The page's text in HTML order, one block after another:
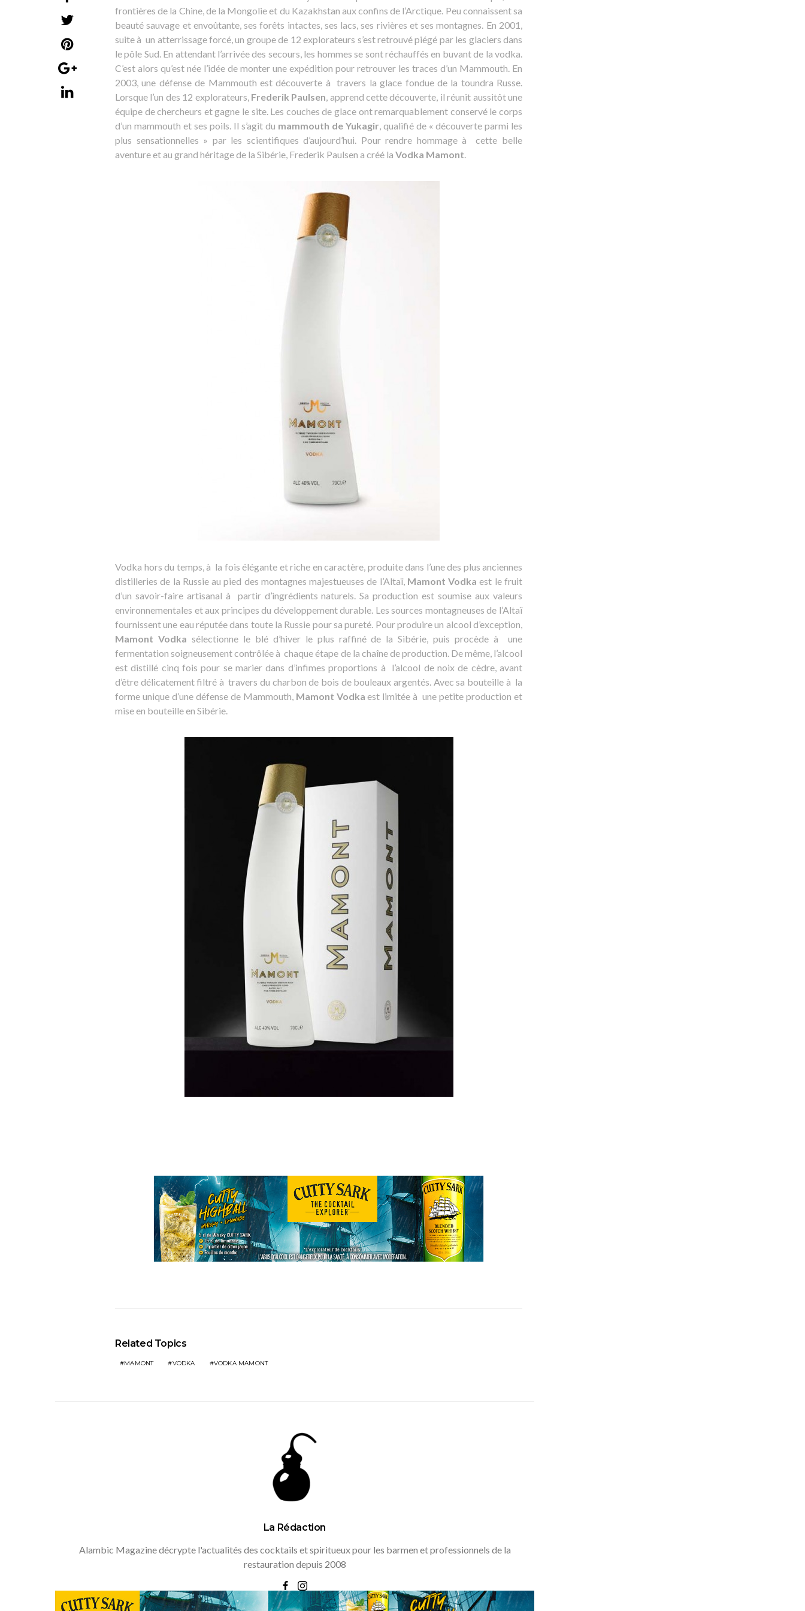
frontières de la Chine, de la Mongolie et du Kazakhstan aux confins de l’Arctique. Peu connaissent sa
beauté sauvage et envoûtante, ses forêts intactes, ses lacs, ses rivières et ses montagnes. En 2001,
suite à un atterrissage forcé, un groupe de 12 explorateurs s’est retrouvé piégé par les glaciers dans
le pôle Sud. En attendant l’arrivée des secours, les hommes se sont réchauffés en buvant de la vodka.
C’est alors qu’est née l’idée de monter une expédition pour retrouver les traces d’un Mammouth. En
2003, une défense de Mammouth est découverte à travers la glace fondue de la toundra Russe.
Lorsque l’un des 12 explorateurs, Frederik Paulsen, apprend cette découverte, il réunit aussitôt une
équipe de chercheurs et gagne le site. Les couches de glace ont remarquablement conservé le corps
d’un mammouth et ses poils. Il s’agit du mammouth de Yukagir, qualifié de « découverte parmi les
plus sensationnelles » par les scientifiques d’aujourd’hui. Pour rendre hommage à cette belle
aventure et au grand héritage de la Sibérie, Frederik Paulsen a créé la Vodka Mamont.
Vodka hors du temps, à la fois élégante et riche en caractère, produite dans l’une des plus anciennes
distilleries de la Russie au pied des montagnes majestueuses de l’Altaï, Mamont Vodka est le fruit
d’un savoir-faire artisanal à partir d’ingrédients naturels. Sa production est soumise aux valeurs
environnementales et aux principes du développement durable. Les sources montagneuses de l’Altaï
fournissent une eau réputée dans toute la Russie pour sa pureté. Pour produire un alcool d’exception,
Mamont Vodka sélectionne le blé d’hiver le plus raffiné de la Sibérie, puis procède à une
fermentation soigneusement contrôlée à chaque étape de la chaîne de production. De même, l’alcool
est distillé cinq fois pour se marier dans d’infimes proportions à l’alcool de noix de cèdre, avant
d’être délicatement filtré à travers du charbon de bois de bouleaux argentés. Avec sa bouteille à la
forme unique d’une défense de Mammouth, Mamont Vodka est limitée à une petite production et
mise en bouteille en Sibérie.
Related Topics
MAMONT VODKA VODKA MAMONT
La Rédaction
Alambic Magazine décrypte l'actualités des cocktails et spiritueux pour les barmen et professionnels de la
restauration depuis 2008